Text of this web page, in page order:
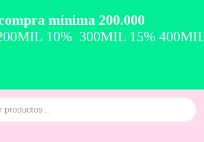
mínima 200.000
10% 300MIL 15%